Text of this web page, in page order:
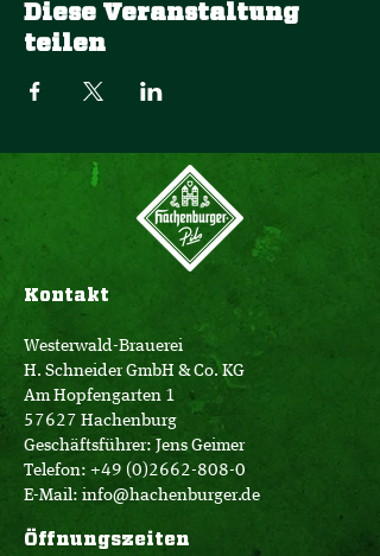
Diese Veranstaltung
teilen
Kontakt
Westerwald-Brauerei
H. Schneider GmbH & Co. KG
Am Hopfengarten 1
57627 Hachenburg
Geschäftsführer: Jens Geimer
Telefon: +49 (0)2662-808-0
E-Mail: info@hachenburger.de
Öffnungszeiten